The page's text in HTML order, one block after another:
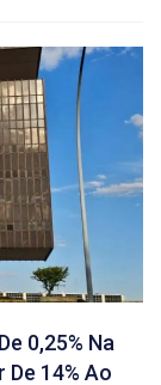
0,25% Na
14% Ao